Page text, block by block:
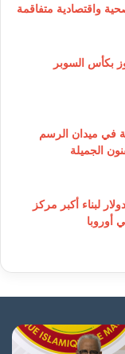
واقتصادية متفاقمة
بكأس السوبر
في ميدان الرسم
الجميلة
81 مليار دولار لبناء أكبر مركز
أوروبا